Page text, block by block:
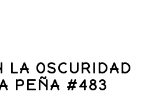
LA OSCURIDAD
PEÑA #483